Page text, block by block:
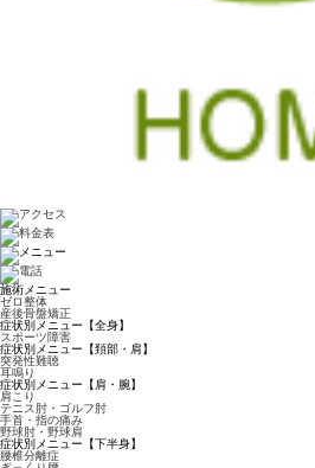
施術メニュー
ゼロ整体
産後骨盤矯正
症状別メニュー【全身】
スポーツ障害
症状別メニュー【頚部・肩】
突発性難聴
耳鳴り
症状別メニュー【肩・腕】
肩こり
テニス肘・ゴルフ肘
手首・指の痛み
野球肘・野球肩
症状別メニュー【下半身】
腰椎分離症